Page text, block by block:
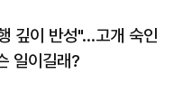
깊이 반성"…고개 숙인
일이길래?